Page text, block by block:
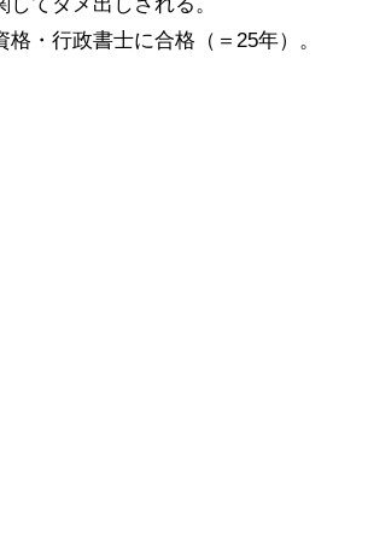
格・行政書士に合格（＝25年）。